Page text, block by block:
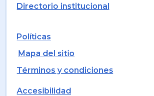
Directorio institucional
Políticas
Mapa del sitio
Términos y condiciones
Accesibilidad